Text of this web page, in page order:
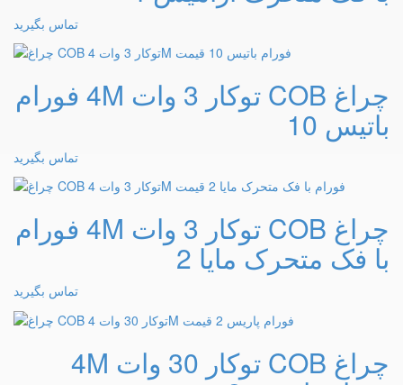
تماس بگیرید
چراغ COB توکار 3 وات 4M فورام
باتیس 10
تماس بگیرید
چراغ COB توکار 3 وات 4M فورام
با فک متحرک مایا 2
تماس بگیرید
چراغ COB توکار 30 وات 4M